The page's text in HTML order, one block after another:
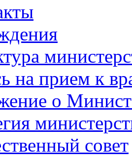
на прием к
о
совет